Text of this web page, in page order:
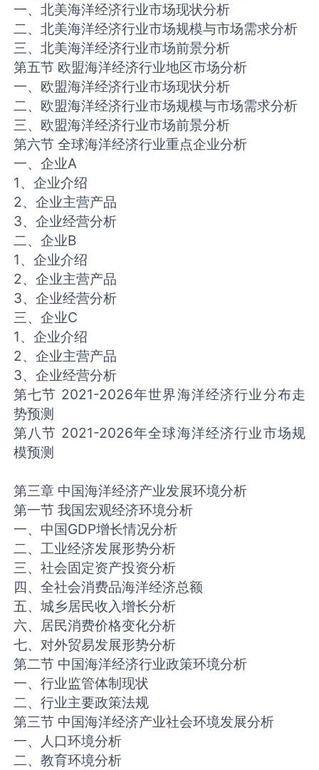
一、北美海洋经济行业市场现状分析
二、北美海洋经济行业市场规模与市场需求分析
三、北美海洋经济行业市场前景分析
第五节 欧盟海洋经济行业地区市场分析
一、欧盟海洋经济行业市场现状分析
二、欧盟海洋经济行业市场规模与市场需求分析
三、欧盟海洋经济行业市场前景分析
第六节 全球海洋经济行业重点企业分析
一、企业A
1、企业介绍
2、企业主营产品
3、企业经营分析
二、企业B
1、企业介绍
2、企业主营产品
3、企业经营分析
三、企业C
1、企业介绍
2、企业主营产品
3、企业经营分析
第七节 2021-2026年世界海洋经济行业分布走
势预测
第八节 2021-2026年全球海洋经济行业市场规
模预测
第三章 中国海洋经济产业发展环境分析
第一节 我国宏观经济环境分析
一、中国GDP增长情况分析
二、工业经济发展形势分析
三、社会固定资产投资分析
四、全社会消费品海洋经济总额
五、城乡居民收入增长分析
六、居民消费价格变化分析
七、对外贸易发展形势分析
第二节 中国海洋经济行业政策环境分析
一、行业监管体制现状
二、行业主要政策法规
第三节 中国海洋经济产业社会环境发展分析
一、人口环境分析
二、教育环境分析